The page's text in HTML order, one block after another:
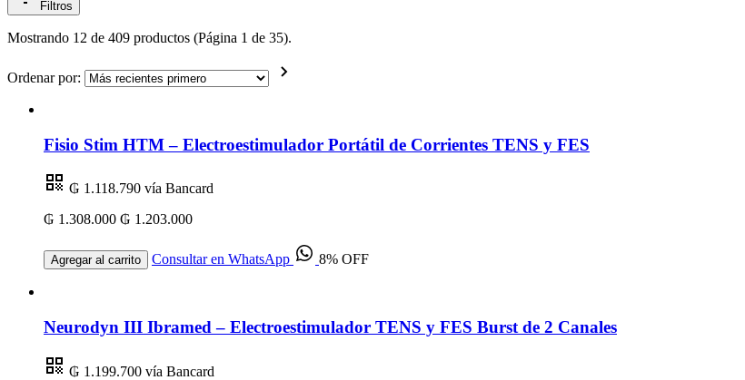
Filtros
Mostrando 12 de 409 productos (Página 1 de 35).
Ordenar por:
Fisio Stim HTM – Electroestimulador Portátil de Corrientes TENS y FES
₲ 1.118.790 vía Bancard
₲ 1.308.000 ₲ 1.203.000
Agregar al carrito Consultar en WhatsApp 8% OFF
Neurodyn III Ibramed – Electroestimulador TENS y FES Burst de 2 Canales
₲ 1.199.700 vía Bancard